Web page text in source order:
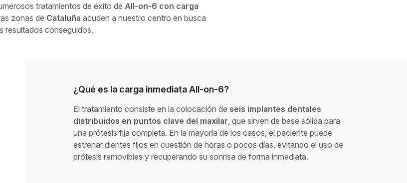
tratamientos de éxito de All-on-6 con carga
zonas de Cataluña acuden a nuestro centro en busca
resultados conseguidos.
¿Qué es la carga inmediata All-on-6?
El tratamiento consiste en la colocación de seis implantes dentales
distribuidos en puntos clave del maxilar , que sirven de base sólida para
una prótesis fija completa. En la mayoría de los casos, el paciente puede
estrenar dientes fijos en cuestión de horas o pocos días, evitando el uso de
prótesis removibles y recuperando su sonrisa de forma inmediata.